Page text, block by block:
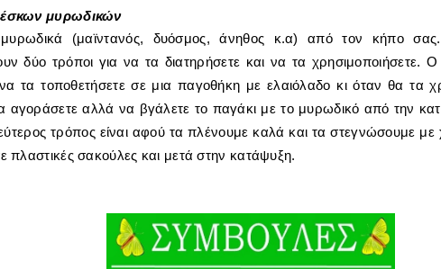
μυρωδικών
(μαϊντανός, δυόσμος, άνηθος κ.α) από τον κήπο
δύο τρόποι για να τα διατηρήσετε και να τα χρησιμοποιήσετε.
τα τοποθετήσετε σε μια παγοθήκη με ελαιόλαδο κι όταν θα τα
αγοράσετε αλλά να βγάλετε το παγάκι με το μυρωδικό από την
τρόπος είναι αφού τα πλένουμε καλά και τα στεγνώσουμε με
πλαστικές σακούλες και μετά στην κατάψυξη.